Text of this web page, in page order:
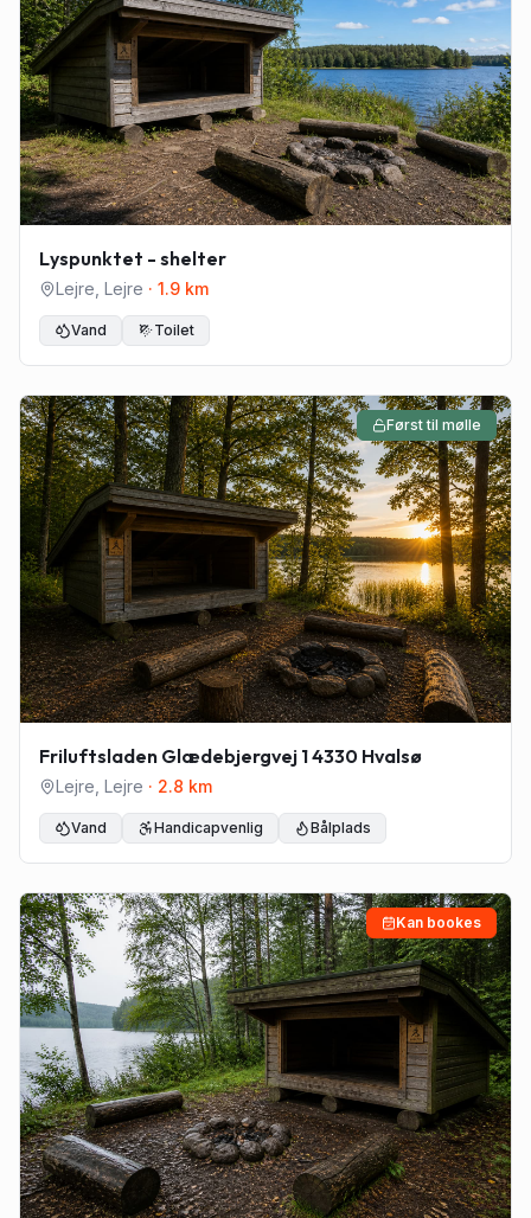
Lyspunktet - shelter
Lejre Lejre · 1.9 km
Vand Toilet
Først til mølle
Friluftsladen Glædebjergvej 1 4330 Hvalsø
Lejre Lejre · 2.8 km
Vand Handicapvenlig Bålplads
Kan bookes